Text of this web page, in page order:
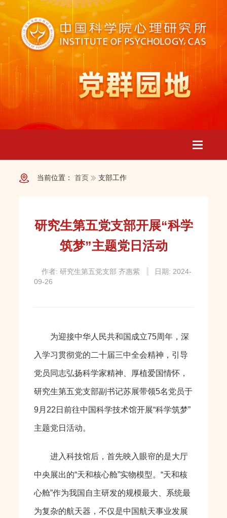
当前位置： 首页 支部工作
研究生第五党支部开展“科学
筑梦”主题党日活动
作者: 研究生第五党支部 齐惠紫
日期: 2024-
09-26
为迎接中华人民共和国成立75周年，深
入学习贯彻党的二十届三中全会精神，引导
党员同志弘扬科学家精神、厚植爱国情怀，
研究生第五党支部副书记苏展带领5名党员于
9月22日前往中国科学技术馆开展“科学筑梦”
主题党日活动。
进入科技馆后，首先映入眼帘的是大厅
中央展出的“天和核心舱”实物模型。“天和核
心舱”作为我国自主研发的规模最大、系统最
为复杂的航天器，不仅是中国航天事业发展